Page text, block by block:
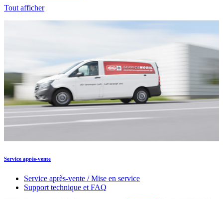
Tout afficher
Service après-vente
Service après-vente / Mise en service
Support technique et FAQ